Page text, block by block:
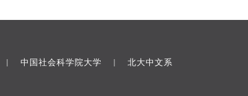
｜ 中国社会科学院大学 ｜ 北大中文系